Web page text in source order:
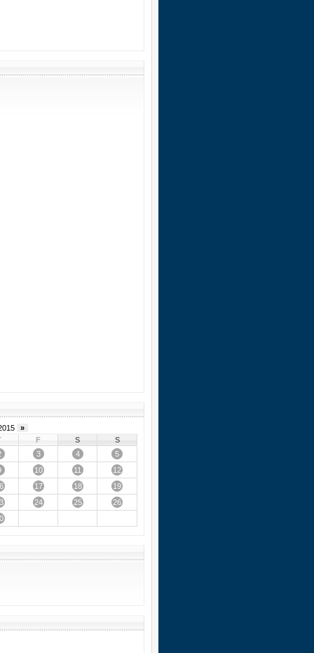
»
F S
S
3 4
5
10 11
12
17 18
19
24 25
26